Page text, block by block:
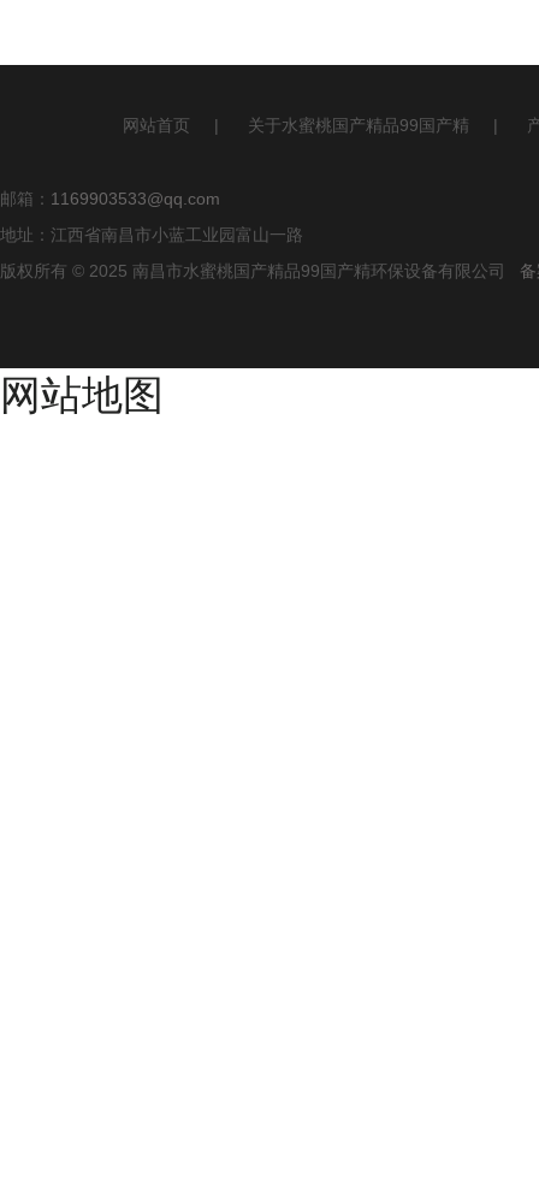
网站首页 | 关于水蜜桃国产精品99国产精 |
邮箱： 1169903533@qq.com
地址：江西省南昌市小蓝工业园富山一路
版权所有 © 2025 南昌市水蜜桃国产精品99国产精环保设备有限公司 备
网站地图